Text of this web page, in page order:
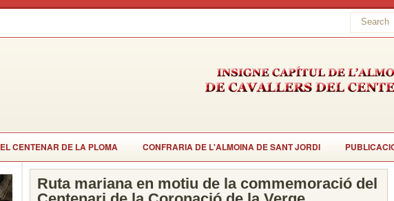
EL CENTENAR DE LA PLOMA CONFRARIA DE L'ALMOINA DE SANT JORDI
Ruta mariana en motiu de la commemoració del